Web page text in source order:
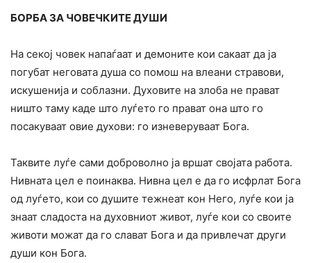
БОРБА ЗА ЧОВЕЧКИТЕ ДУШИ
На секој човек напаѓаат и демоните кои сакаат да ја
погубат неговата душа со помош на влеани стравови,
искушенија и соблазни. Духовите на злоба не прават
ништо таму каде што луѓето го прават она што го
посакуваат овие духови: го изневеруваат Бога.
Таквите луѓе сами доброволно ја вршат својата работа.
Нивната цел е поинаква. Нивна цел е да го исфрлат Бога
од луѓето, кои со душите тежнеат кон Него, луѓе кои ја
знаат сладоста на духовниот живот, луѓе кои со своите
животи можат да го слават Бога и да привлечат други
души кон Бога.